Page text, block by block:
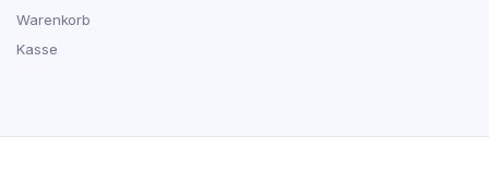
Warenkorb
Kasse